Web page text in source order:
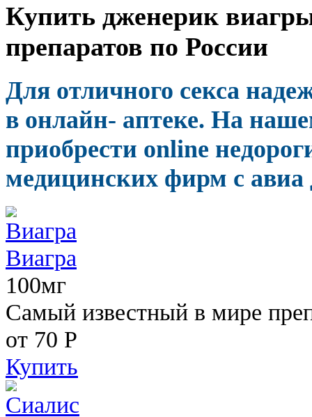
Купить дженерик
препаратов по России
Для отличного секса
в онлайн- аптеке. На
приобрести online
медицинских фирм с авиа
Виагра
100мг
Самый известный в мире
от 70 Р
Купить